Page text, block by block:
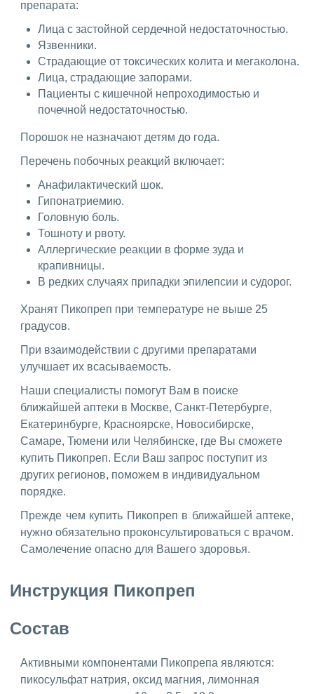
препарата:
Лица с застойной сердечной недостаточностью.
Язвенники.
Страдающие от токсических колита и мегаколона.
Лица, страдающие запорами.
Пациенты с кишечной непроходимостью и
почечной недостаточностью.
Порошок не назначают детям до года.
Перечень побочных реакций включает:
Анафилактический шок.
Гипонатриемию.
Головную боль.
Тошноту и рвоту.
Аллергические реакции в форме зуда и
крапивницы.
В редких случаях припадки эпилепсии и судорог.
Хранят Пикопреп при температуре не выше 25
градусов.
При взаимодействии с другими препаратами
улучшает их всасываемость.
Наши специалисты помогут Вам в поиске
ближайшей аптеки в Москве, Санкт-Петербурге,
Екатеринбурге, Красноярске, Новосибирске,
Самаре, Тюмени или Челябинске, где Вы сможете
купить Пикопреп. Если Ваш запрос поступит из
других регионов, поможем в индивидуальном
порядке.
Прежде чем купить Пикопреп в ближайшей аптеке,
нужно обязательно проконсультироваться с врачом.
Самолечение опасно для Вашего здоровья.
Инструкция Пикопреп
Состав
Активными компонентами Пикопрепа являются:
пикосульфат натрия, оксид магния, лимонная